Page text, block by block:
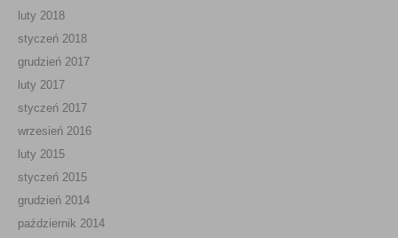
luty 2018
styczeń 2018
grudzień 2017
luty 2017
styczeń 2017
wrzesień 2016
luty 2015
styczeń 2015
grudzień 2014
październik 2014